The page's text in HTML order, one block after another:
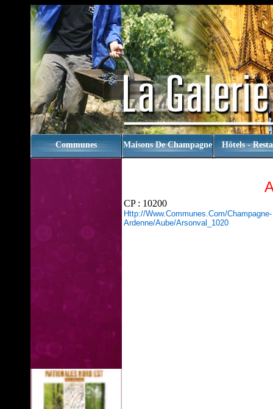
Communes Maisons De Champagne Hôtels -
CP : 10200
Http://www.communes.com/champagne-
Ardenne/aube/arsonval_1020